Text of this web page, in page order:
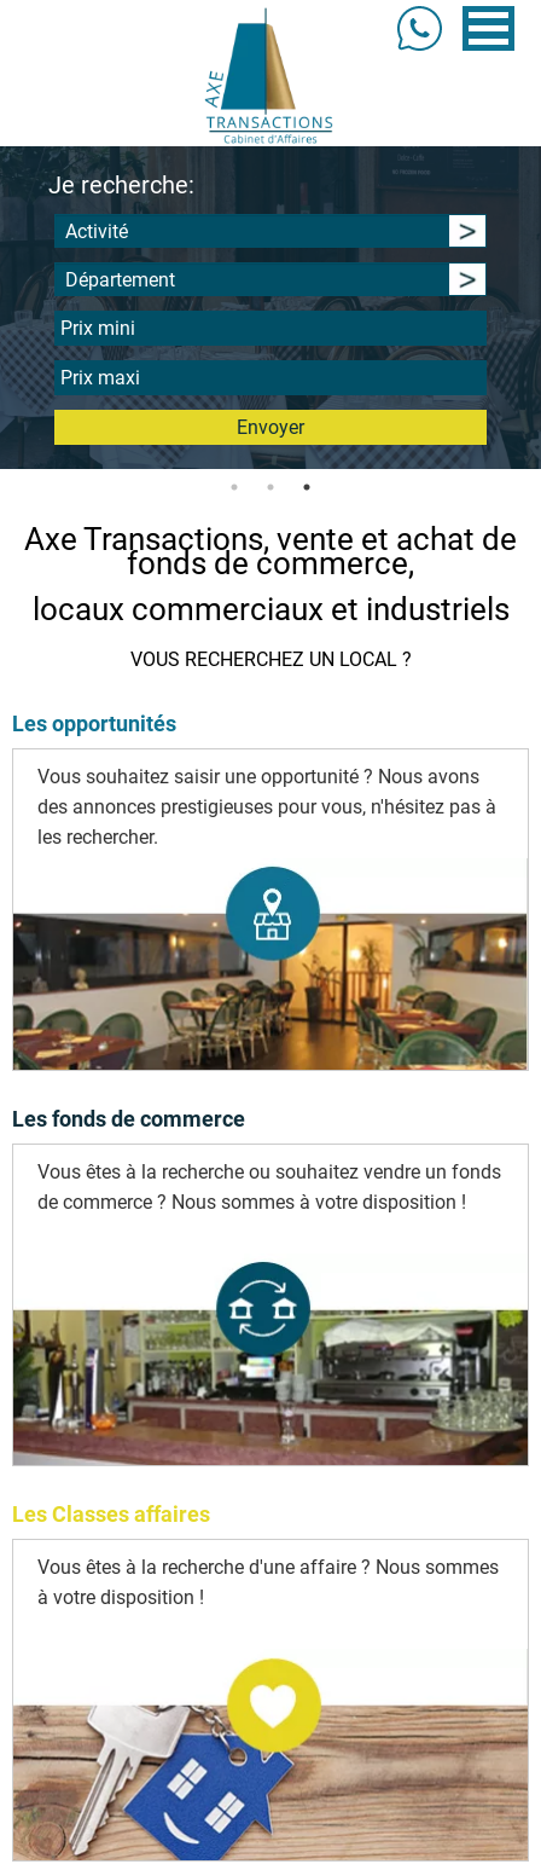
Je recherche:
Activité
Département
Envoyer
Axe Transactions, vente et achat de
fonds de commerce,
locaux commerciaux et industriels
VOUS RECHERCHEZ UN LOCAL ?
Les opportunités
Vous souhaitez saisir une opportunité ? Nous avons
des annonces prestigieuses pour vous, n'hésitez pas à
les rechercher.
Les fonds de commerce
Vous êtes à la recherche ou souhaitez vendre un fonds
de commerce ? Nous sommes à votre disposition !
Les Classes affaires
Vous êtes à la recherche d'une affaire ? Nous sommes
à votre disposition !